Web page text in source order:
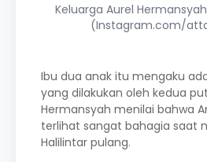
Keluarga Aurel
(Instagram.com/
Ibu dua anak itu mengaku
yang dilakukan oleh kedua
Hermansyah menilai bahwa
terlihat sangat bahagia saat
Halilintar pulang.